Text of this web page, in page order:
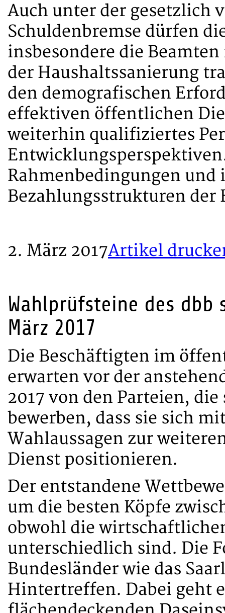
Auch unter der gesetzlich
Schuldenbremse dürfen
insbesondere die
der Haushaltssanierung
den demografischen
effektiven öffentlichen
weiterhin qualifiziertes
Rahmenbedingungen und
Bezahlungsstrukturen der
2. März 2017Artikel
Wahlprüfsteine des dbb
März 2017
Die Beschäftigten im
erwarten vor der
2017 von den Parteien,
bewerben, dass sie sich
Wahlaussagen zur
Dienst positionieren.
Der entstandene
um die besten Köpfe
obwohl die
unterschiedlich sind. Die
Bundesländer wie das
Hintertreffen. Dabei geht